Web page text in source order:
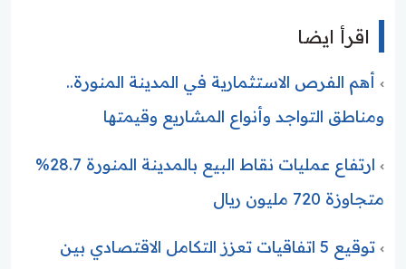
اقرأ ايضا
أهم الفرص الاستثمارية في المدينة المنورة..
ومناطق التواجد وأنواع المشاريع وقيمتها
ارتفاع عمليات نقاط البيع بالمدينة المنورة 28.7%
متجاوزة 720 مليون ريال
توقيع 5 اتفاقيات تعزز التكامل الاقتصادي بين